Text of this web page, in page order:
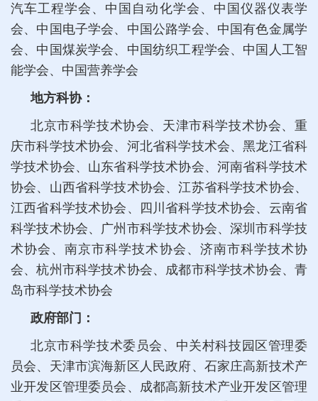
汽车工程学会、中国自动化学会、中国仪器仪表学
会、中国电子学会、中国公路学会、中国有色金属学
会、中国煤炭学会、中国纺织工程学会、中国人工智
能学会、中国营养学会
地方科协：
北京市科学技术协会、天津市科学技术协会、重
庆市科学技术协会、河北省科学技术会、黑龙江省科
学技术协会、山东省科学技术协会、河南省科学技术
协会、山西省科学技术协会、江苏省科学技术协会、
江西省科学技术协会、四川省科学技术协会、云南省
科学技术协会、广州市科学技术协会、深圳市科学技
术协会、南京市科学技术协会、济南市科学技术协
会、杭州市科学技术协会、成都市科学技术协会、青
岛市科学技术协会
政府部门：
北京市科学技术委员会、中关村科技园区管理委
员会、天津市滨海新区人民政府、石家庄高新技术产
业开发区管理委员会、成都高新技术产业开发区管理